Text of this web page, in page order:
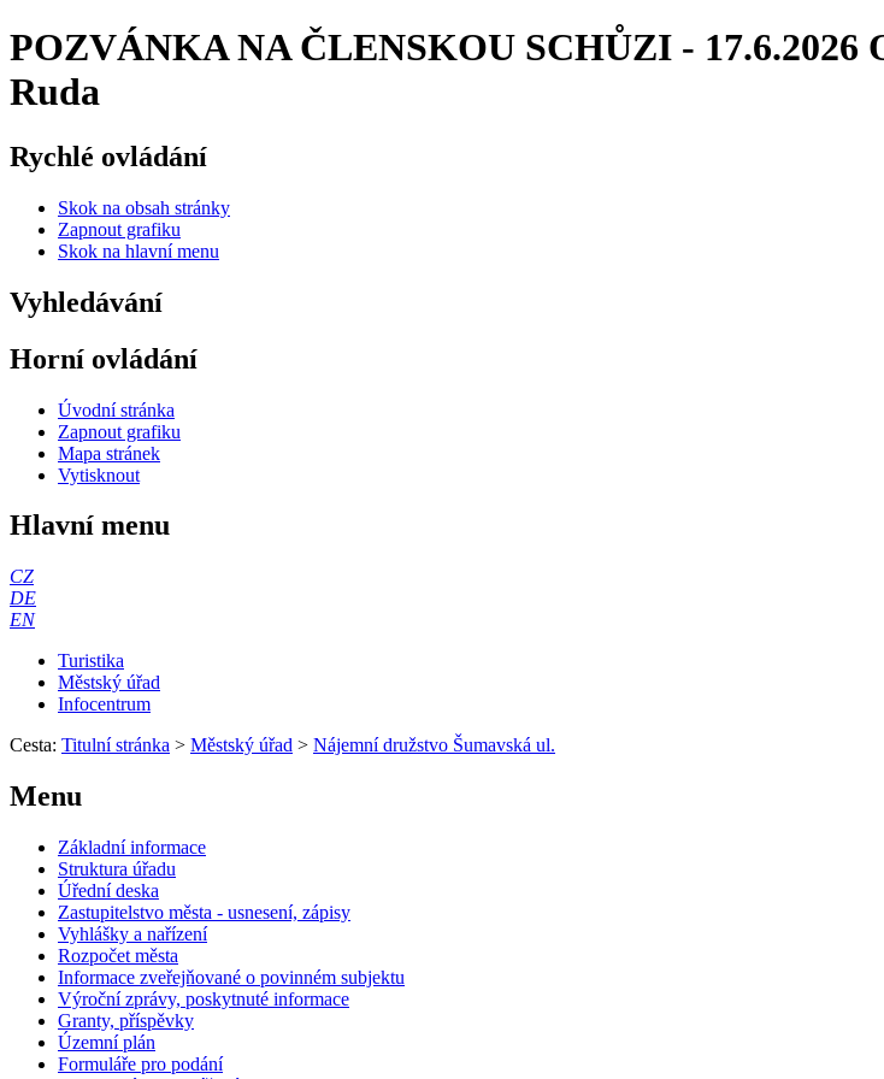
POZVÁNKA NA ČLENSKOU SCHŮZI - 17.6.2026
Ruda
Rychlé ovládání
Skok na obsah stránky
Zapnout grafiku
Skok na hlavní menu
Vyhledávání
Horní ovládání
Úvodní stránka
Zapnout grafiku
Mapa stránek
Vytisknout
Hlavní menu
CZ
DE
EN
Turistika
Městský úřad
Infocentrum
Cesta: Titulní stránka > Městský úřad > Nájemní družstvo Šumavská ul.
Menu
Základní informace
Struktura úřadu
Úřední deska
Zastupitelstvo města - usnesení, zápisy
Vyhlášky a nařízení
Rozpočet města
Informace zveřejňované o povinném subjektu
Výroční zprávy, poskytnuté informace
Granty, příspěvky
Územní plán
Formuláře pro podání